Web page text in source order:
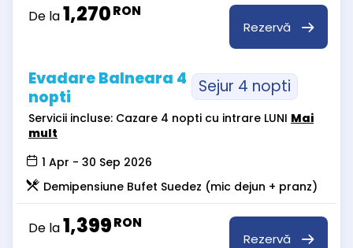
De la1,270RON
Rezervă
Evadare Balneara 4
nopti
Sejur 4 nopti
Servicii incluse: Cazare 4 nopti cu intrare LUNI Mai
mult
1 Apr - 30 Sep 2026
Demipensiune Bufet Suedez (mic dejun + pranz)
De la1,399RON
Rezervă